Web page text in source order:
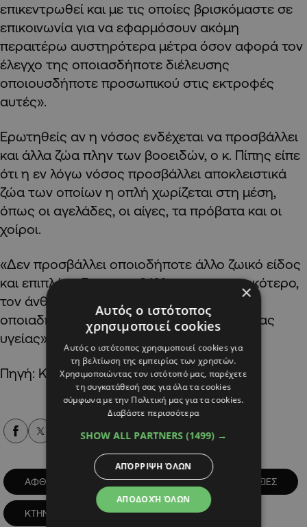
επικεντρωθεί και με τις οποίες βρισκόμαστε σε
επικοινωνία για να εφαρμόσουν ακόμη
περαιτέρω αυστηρότερα μέτρα όσον αφορά τον
έλεγχο της οποιασδήποτε διέλευσης
οποιουσδήποτε προσωπικού στις εκτροφές
αυτές».
Ερωτηθείς αν η νόσος ενδέχεται να προσβάλλει
και άλλα ζώα πλην των βοοειδών, ο κ. Πίπης είπε
ότι η εν λόγω νόσος προσβάλλει αποκλειστικά
ζώα των οποίων η οπλή χωρίζεται στη μέση,
όπως οι αγελάδες, οι αίγες, τα πρόβατα και οι
χοίροι.
«Δεν προσβάλλει οποιοδήποτε άλλο ζωικό είδος
και επιπλέον δεν προσβάλλει, το σημαντικότερο,
τον άνθρωπο, για τον οποίο δεν έχει
οποιαδήποτε σημασία από άποψη δημόσιας
υγείας», τόνισε.
Πηγή: ΚΥΠΕ
Alpha Podcasts
ΑΦΘΩΔΗΣ ΠΥΡΕΤΟΣ ΚΤΗΝΙΑΤΡΙΚΕΣ ΥΠΗΡΕΣΙΕΣ
ΚΤΗΝΟΤΡΟΦΟΙ ΚΥΠΡΟΣ
×
Αυτός ο ιστότοπος
χρησιμοποιεί cookies
Αυτός ο ιστότοπος χρησιμοποιεί cookies για
τη βελτίωση της εμπειρίας των χρηστών.
Χρησιμοποιώντας τον ιστότοπό μας, παρέχετε
τη συγκατάθεσή σας για όλα τα cookies
σύμφωνα με την Πολιτική μας για τα cookies.
Διαβάστε περισσότερα
SHOW ALL PARTNERS (1499) →
ΑΠΟΔΟΧΉ ΌΛΩΝ
ΑΠΌΡΡΙΨΗ ΌΛΩΝ